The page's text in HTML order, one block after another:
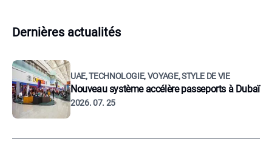
Dernières actualités
UAE, TECHNOLOGIE, VOYAGE, STYLE DE VIE
Nouveau système accélère passeports à Dubaï
2026. 07. 25